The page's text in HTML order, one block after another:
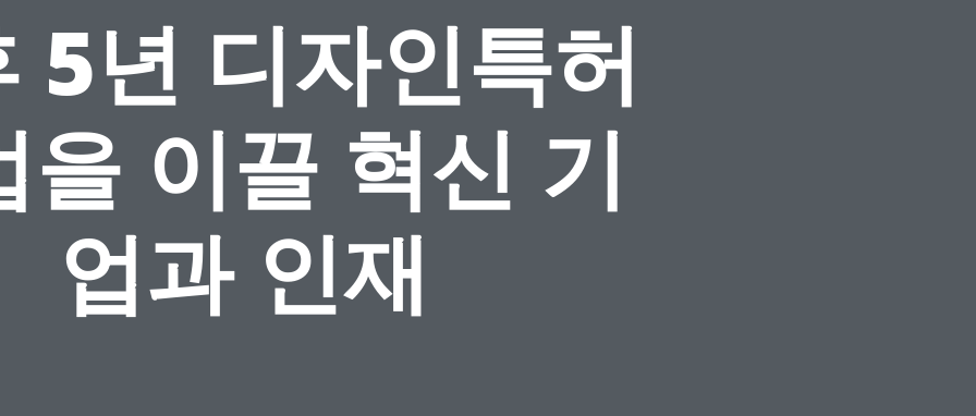
5년 디자인특허
을 이끌 혁신 기
업과 인재